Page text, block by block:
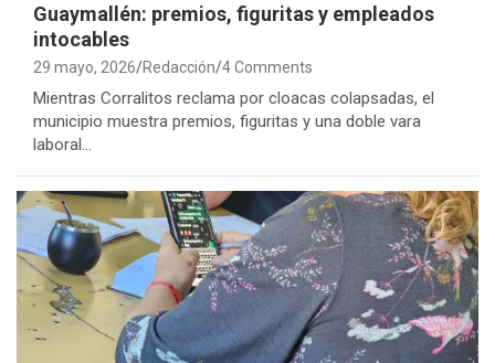
Guaymallén: premios, figuritas y empleados
intocables
29 mayo, 2026 Redacción 4 Comments
Mientras Corralitos reclama por cloacas colapsadas, el
municipio muestra premios, figuritas y una doble vara
laboral…